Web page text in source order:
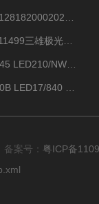
案号： 粤ICP备